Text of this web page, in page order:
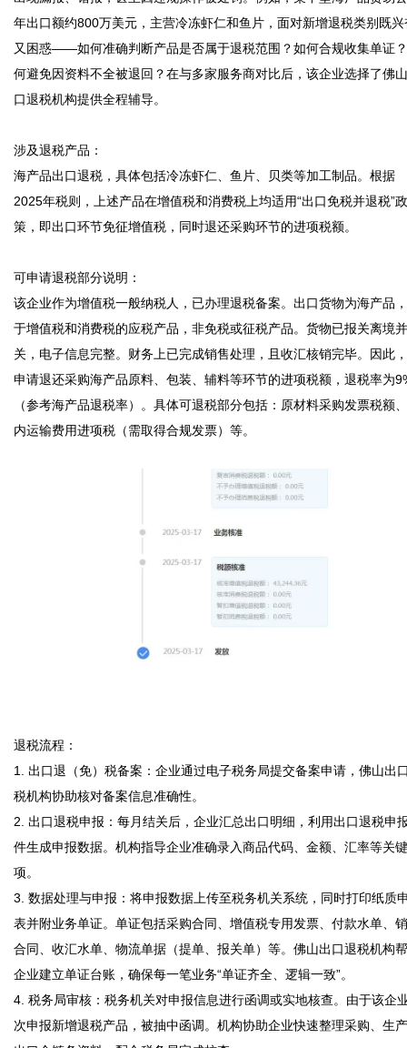
年出口额约800万美元，主营冷冻虾仁和鱼片，面对新增退税类别既兴
又困惑——如何准确判断产品是否属于退税范围？如何合规收集单证
何避免因资料不全被退回？在与多家服务商对比后，该企业选择了佛
口退税机构提供全程辅导。
涉及退税产品：
海产品出口退税，具体包括冷冻虾仁、鱼片、贝类等加工制品。根据
2025年税则，上述产品在增值税和消费税上均适用“出口免税并退税”政
策，即出口环节免征增值税，同时退还采购环节的进项税额。
可申请退税部分说明：
该企业作为增值税一般纳税人，已办理退税备案。出口货物为海产品
于增值税和消费税的应税产品，非免税或征税产品。货物已报关离境
关，电子信息完整。财务上已完成销售处理，且收汇核销完毕。因此
申请退还采购海产品原料、包装、辅料等环节的进项税额，退税率为
（参考海产品退税率）。具体可退税部分包括：原材料采购发票税额
内运输费用进项税（需取得合规发票）等。
退税流程：
1. 出口退（免）税备案：企业通过电子税务局提交备案申请，佛山出
税机构协助核对备案信息准确性。
2. 出口退税申报：每月结关后，企业汇总出口明细，利用出口退税申
件生成申报数据。机构指导企业准确录入商品代码、金额、汇率等关键
项。
3. 数据处理与申报：将申报数据上传至税务机关系统，同时打印纸质
表并附业务单证。单证包括采购合同、增值税专用发票、付款水单、
合同、收汇水单、物流单据（提单、报关单）等。佛山出口退税机构
企业建立单证台账，确保每一笔业务“单证齐全、逻辑一致”。
4. 税务局审核：税务机关对申报信息进行函调或实地核查。由于该企
次申报新增退税产品，被抽中函调。机构协助企业快速整理采购、生